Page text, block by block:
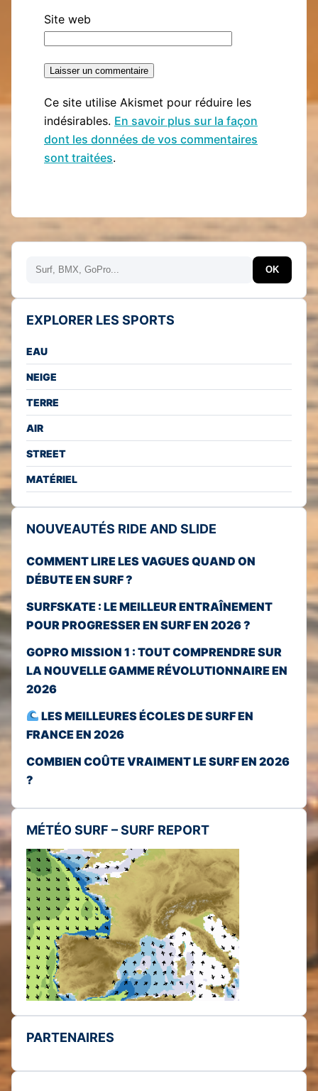
Site web
Ce site utilise Akismet pour réduire les
indésirables. En savoir plus sur la façon
dont les données de vos commentaires
sont traitées.
Rechercher OK
EXPLORER LES SPORTS
EAU
NEIGE
TERRE
AIR
STREET
MATÉRIEL
NOUVEAUTÉS RIDE AND SLIDE
COMMENT LIRE LES VAGUES QUAND ON
DÉBUTE EN SURF ?
SURFSKATE : LE MEILLEUR ENTRAÎNEMENT
POUR PROGRESSER EN SURF EN 2026 ?
GOPRO MISSION 1 : TOUT COMPRENDRE SUR
LA NOUVELLE GAMME RÉVOLUTIONNAIRE EN
2026
LES MEILLEURES ÉCOLES DE SURF EN
FRANCE EN 2026
COMBIEN COÛTE VRAIMENT LE SURF EN 2026
?
MÉTÉO SURF – SURF REPORT
PARTENAIRES